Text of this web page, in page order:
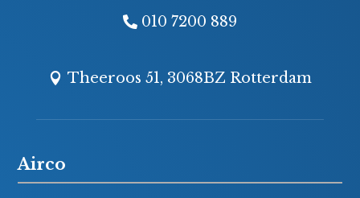
010 7200 889
Theeroos 51, 3068BZ Rotterdam
Airco